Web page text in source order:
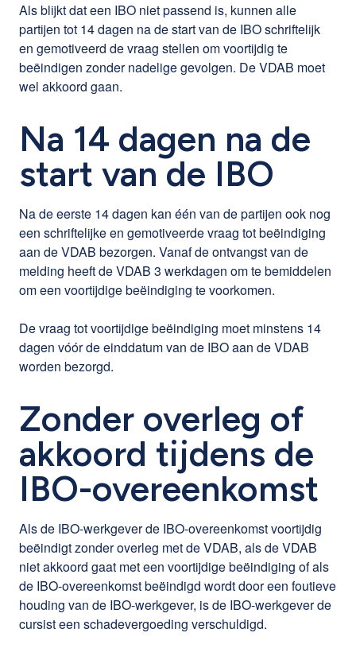
Als blijkt dat een IBO niet passend is, kunnen alle
partijen tot 14 dagen na de start van de IBO schriftelijk
en gemotiveerd de vraag stellen om voortijdig te
beëindigen zonder nadelige gevolgen. De VDAB moet
wel akkoord gaan.
Na 14 dagen na de
start van de IBO
Na de eerste 14 dagen kan één van de partijen ook nog
een schriftelijke en gemotiveerde vraag tot beëindiging
aan de VDAB bezorgen. Vanaf de ontvangst van de
melding heeft de VDAB 3 werkdagen om te bemiddelen
om een voortijdige beëindiging te voorkomen.
De vraag tot voortijdige beëindiging moet minstens 14
dagen vóór de einddatum van de IBO aan de VDAB
worden bezorgd.
Zonder overleg of
akkoord tijdens de
IBO-overeenkomst
Als de IBO-werkgever de IBO-overeenkomst voortijdig
beëindigt zonder overleg met de VDAB, als de VDAB
niet akkoord gaat met een voortijdige beëindiging of als
de IBO-overeenkomst beëindigd wordt door een foutieve
houding van de IBO-werkgever, is de IBO-werkgever de
cursist een schadevergoeding verschuldigd.